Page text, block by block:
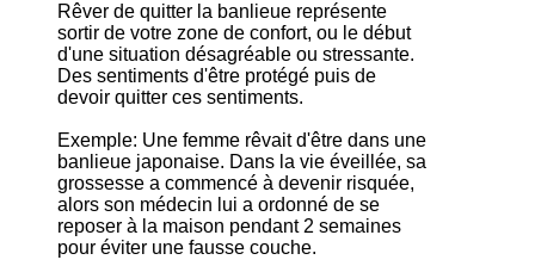
Rêver de quitter la banlieue représente
sortir de votre zone de confort, ou le début
d'une situation désagréable ou stressante.
Des sentiments d'être protégé puis de
devoir quitter ces sentiments.
Exemple: Une femme rêvait d'être dans une
banlieue japonaise. Dans la vie éveillée, sa
grossesse a commencé à devenir risquée,
alors son médecin lui a ordonné de se
reposer à la maison pendant 2 semaines
pour éviter une fausse couche.